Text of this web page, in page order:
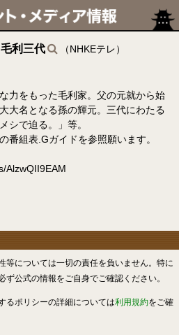
利三代 （NHKEテレ）
力をもった毛利家。父の元就から始
大名となる孫の輝元。三代にわたる
シで迫る。」等。
番組表.Gガイドを参照願います。
AlzwQII9EAM
等については一切の責任を負いません。特に
公式の情報をご自身でご確認ください。
るポリシーの詳細については利用規約をご確